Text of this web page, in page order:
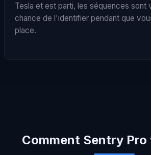
Tesla et est parti, les séquences sont
chance de l'identifier pendant que
place.
Comment Sentry Pro